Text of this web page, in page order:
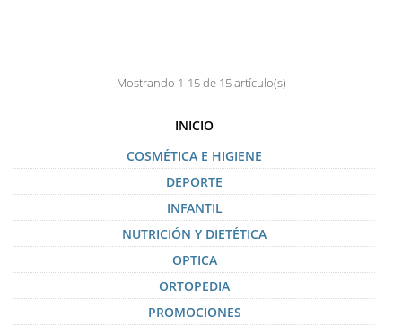
Mostrando 1-15 de 15 artículo(s)
INICIO
COSMÉTICA E HIGIENE
DEPORTE
INFANTIL
NUTRICIÓN Y DIETÉTICA
OPTICA
ORTOPEDIA
PROMOCIONES